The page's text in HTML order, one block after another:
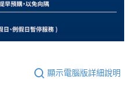
顯示電腦版詳細說明